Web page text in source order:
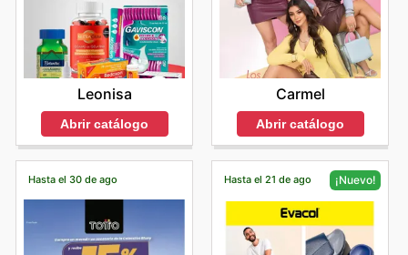
Leonisa
Abrir catálogo
Carmel
Abrir catálogo
Hasta el 30 de ago Hasta el 21 de ago ¡Nuevo!